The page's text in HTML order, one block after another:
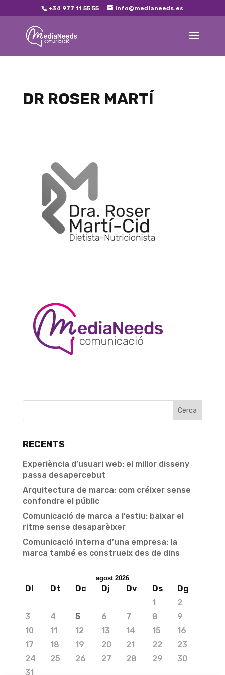
+34 977 11 55 55 info@medianeeds.es
DR ROSER MARTÍ
RECENTS
Experiència d’usuari web: el millor disseny
passa desapercebut
Arquitectura de marca: com créixer sense
confondre el públic
Comunicació de marca a l’estiu: baixar el
ritme sense desaparèixer
Comunicació interna d’una empresa: la
marca també es construeix des de dins
agost 2026
Dl Dt Dc Dj Dv Ds
Dg
1
2
3
4 5 6 7 8
9
10
11 12 13 14 15
16
17
18 19 20 21 22
23
24
25 26 27 28 29
30
31